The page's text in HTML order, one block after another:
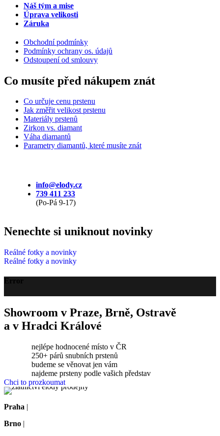
Náš tým a mise
Úprava velikosti
Záruka
Obchodní podmínky
Podmínky ochrany os. údajů
Odstoupení od smlouvy
Co musíte před nákupem znát
Co určuje cenu prstenu
Jak změřit velikost prstenu
Materiály prstenů
Zirkon vs. diamant
Váha diamantů
Parametry diamantů, které musíte znát
info@elody.cz
739 411 233
(Po-Pá 9-17)
Nenechte si uniknout novinky
Reálné fotky a novinky
Reálné fotky a novinky
Error
Showroom v Praze, Brně, Ostravě
a v Hradci Králové
nejlépe hodnocené místo v ČR
250+ párů snubních prstenů
budeme se věnovat jen vám
najdeme prsteny podle vašich představ
Chci to prozkoumat
Praha |
Brno |